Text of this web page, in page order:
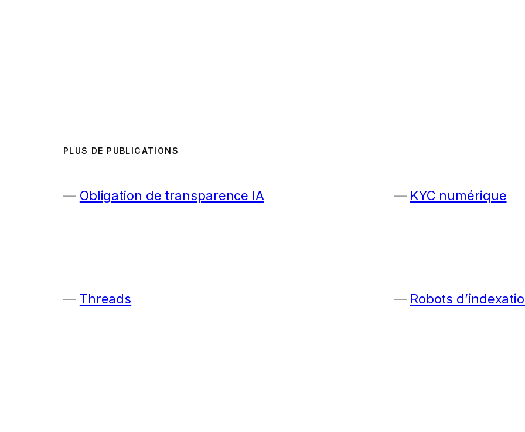
PLUS DE PUBLICATIONS
Obligation de transparence IA KYC numérique
Threads Robots